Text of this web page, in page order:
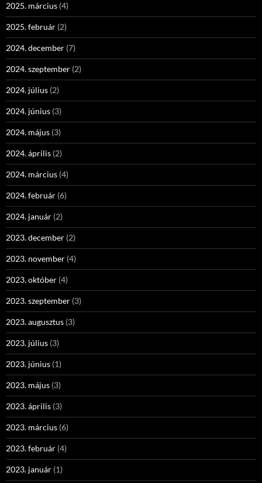
2025. március (4)
2025. február (2)
2024. december (7)
2024. szeptember (2)
2024. július (2)
2024. június (3)
2024. május (3)
2024. április (2)
2024. március (4)
2024. február (6)
2024. január (2)
2023. december (2)
2023. november (4)
2023. október (4)
2023. szeptember (3)
2023. augusztus (3)
2023. július (3)
2023. június (1)
2023. május (3)
2023. április (3)
2023. március (6)
2023. február (4)
2023. január (1)